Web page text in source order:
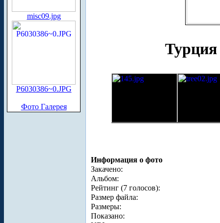
misc09.jpg
P6030386~0.JPG
Фото Галерея
Информация о фото
Закачено:
Альбом:
Рейтинг (7 голосов):
Размер файла:
Размеры:
Показано: